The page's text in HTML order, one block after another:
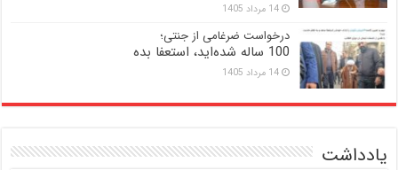
14 مرداد 1405
درخواست ضرغامی از جنتی؛
100 ساله شده‌اید، استعفا بده
14 مرداد 1405
یادداشت